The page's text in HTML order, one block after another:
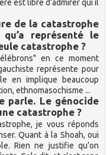
est libre d’admirer qui il
de la catastrophe
représenté le
catastrophe ?
en ce moment
représente pour
en implique beaucoup
ethnomasochisme ...
parle. Le génocide
catastrophe ?
je vous réponds
Quant à la Shoah, oui
Rien ne justifie qu’on